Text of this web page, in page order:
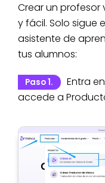
Crear un profesor
y fácil. Solo sigue
asistente de
tus alumnos:
Paso 1. Entra
accede a